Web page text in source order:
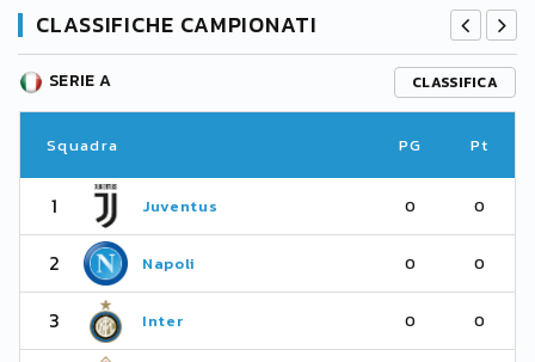
CLASSIFICHE CAMPIONATI
SERIE A CLASSIFICA
Squadra PG Pt
1 Juventus 0 0
2 Napoli 0 0
3 Inter 0 0